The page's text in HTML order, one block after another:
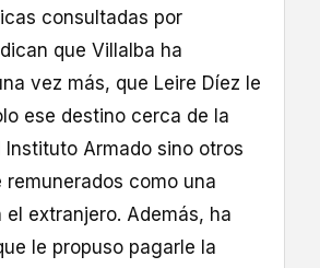
consultadas por
que Villalba ha
vez más, que Leire Díez le
ese destino cerca de la
Instituto Armado sino otros
remunerados como una
el extranjero. Además, ha
le propuso pagarle la